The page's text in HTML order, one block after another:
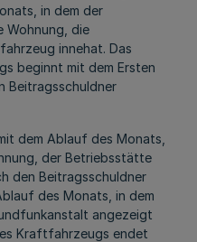
in dem der
Wohnung, die
innehat. Das
beginnt mit dem Ersten
Beitragsschuldner
dem Ablauf des Monats,
der Betriebsstätte
den Beitragsschuldner
des Monats, in dem
angezeigt
Kraftfahrzeugs endet